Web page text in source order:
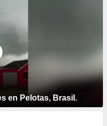
en Pelotas, Brasil.